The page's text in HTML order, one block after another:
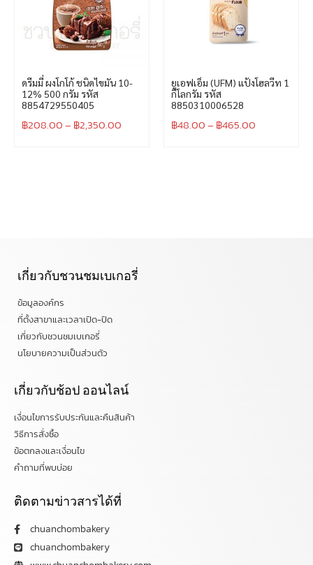
ดรีมมี่ ผงโกโก้ ชนิดไขมัน 10-
12% 500 กรัม รหัส
8854729550405
฿208.00– ฿2,350.00
ยูเอฟเอ็ม (UFM) แป้งโฮลวีท 1
กิโลกรัม รหัส
8850310006528
฿48.00– ฿465.00
เกี่ยวกับชวนชมเบเกอรี่
ข้อมูลองค์กร
ที่ตั้งสาขาและเวลาเปิด-ปิด
เกี่ยวกับชวนชมเบเกอรี่
นโยบายความเป็นส่วนตัว
เกี่ยวกับช้อป ออนไลน์
เงื่อนไขการรับประกันและคืนสินค้า
วิธีการสั่งซื้อ
ข้อตกลงและเงื่อนไข
คำถามที่พบบ่อย
ติดตามข่าวสารได้ที่
chuanchombakery
chuanchombakery